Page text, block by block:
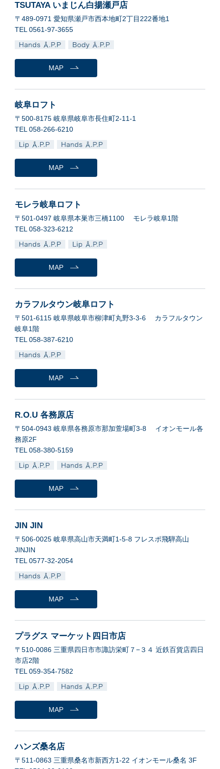
TSUTAYA いまじん白揚瀬戸店
〒489-0971 愛知県瀬戸市西本地町2丁目222番地1
TEL 0561-97-3655
MAP
岐阜ロフト
〒500-8175 岐阜県岐阜市長住町2-11-1
TEL 058-266-6210
MAP
モレラ岐阜ロフト
〒501-0497 岐阜県本巣市三橋1100 モレラ岐阜1階
TEL 058-323-6212
MAP
カラフルタウン岐阜ロフト
〒501-6115 岐阜県岐阜市柳津町丸野3-3-6 カラフルタウン
岐阜1階
TEL 058-387-6210
MAP
R.O.U 各務原店
〒504-0943 岐阜県各務原市那加萱場町3-8 イオンモール各
務原2F
TEL 058-380-5159
MAP
JIN JIN
〒506-0025 岐阜県高山市天満町1-5-8 フレスポ飛騨高山
JINJIN
TEL 0577-32-2054
MAP
プラグス マーケット四日市店
〒510-0086 三重県四日市市諏訪栄町７−３４ 近鉄百貨店四日
市店2階
TEL 059-354-7582
MAP
ハンズ桑名店
〒511-0863 三重県桑名市新西方1-22 イオンモール桑名 3F